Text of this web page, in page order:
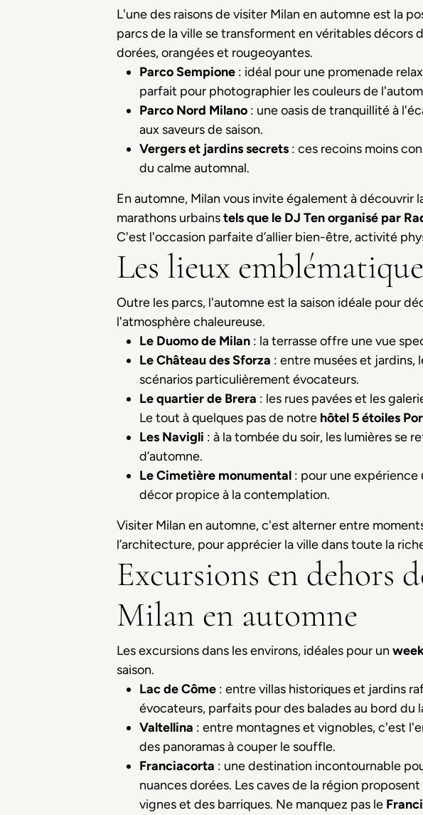
L'une des raisons de visiter Milan en automne est la
parcs de la ville se transforment en véritables décors
dorées, orangées et rougeoyantes.
Parco Sempione : idéal pour une promenade
parfait pour photographier les couleurs de
Parco Nord Milano : une oasis de tranquillité à
aux saveurs de saison.
Vergers et jardins secrets : ces recoins moins
du calme automnal.
En automne, Milan vous invite également à découvrir
marathons urbainstels que le DJ Ten organisé par
C'est l'occasion parfaite d’allier bien-être, activité
Les lieux
Outre les parcs, l'automne est la saison idéale pour
l'atmosphère chaleureuse.
Le Duomo de Milan : la terrasse offre une vue
Le Château des Sforza : entre musées et
scénarios particulièrement évocateurs.
Le quartier de Brera : les rues pavées et les
Le tout à quelques pas de notre hôtel 5 étoiles
Les Navigli : à la tombée du soir, les lumières se
d’automne.
Le Cimetière monumental : pour une
décor propice à la contemplation.
Visiter Milan en automne, c'est alterner entre
l’architecture, pour apprécier la ville dans toute la
Excursions en dehors
Milan en automne
Les excursions dans les environs, idéales pour un
saison.
Lac de Côme : entre villas historiques et jardins
évocateurs, parfaits pour des balades au bord du
Valtellina : entre montagnes et vignobles, c'est
des panoramas à couper le souffle.
Franciacorta : une destination incontournable
nuances dorées. Les caves de la région
vignes et des barriques. Ne manquez pas le